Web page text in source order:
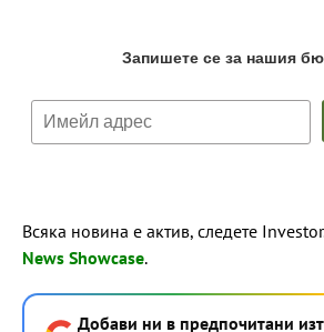
Всяка новина е актив, следете
News Showcase.
Добави ни в предпочитани